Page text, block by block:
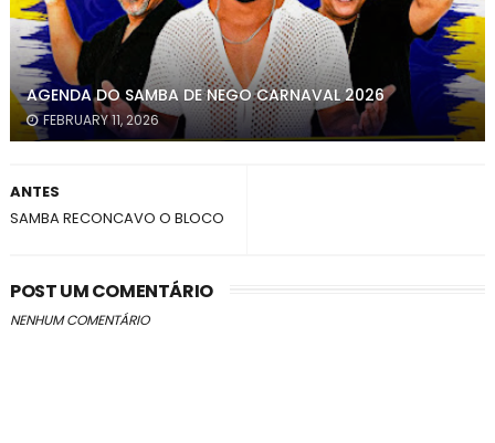
AGENDA DO SAMBA DE NEGO CARNAVAL 2026
FEBRUARY 11, 2026
ANTES
SAMBA RECONCAVO O BLOCO
POST UM COMENTÁRIO
NENHUM COMENTÁRIO